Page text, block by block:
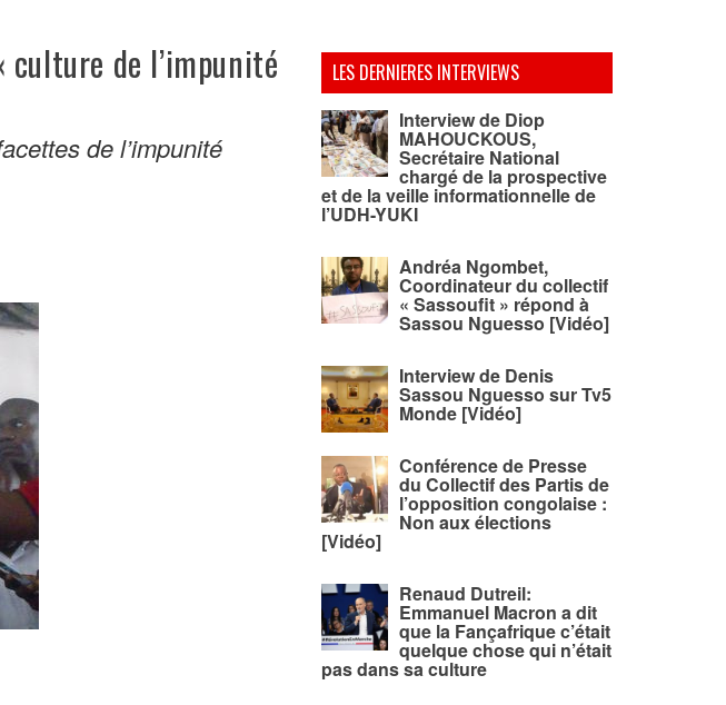
culture de l’impunité
de l’impunité
LES DERNIERES INTERVIEWS
Interview de Diop
MAHOUCKOUS,
Secrétaire National
chargé de la prospective
et de la veille informationnelle de
l’UDH-YUKI
Andréa Ngombet,
Coordinateur du collectif
« Sassoufit » répond à
Sassou Nguesso [Vidéo]
Interview de Denis
Sassou Nguesso sur Tv5
Monde [Vidéo]
Conférence de Presse
du Collectif des Partis de
l’opposition congolaise :
Non aux élections
[Vidéo]
Renaud Dutreil:
Emmanuel Macron a dit
que la Fançafrique c’était
quelque chose qui n’était
pas dans sa culture